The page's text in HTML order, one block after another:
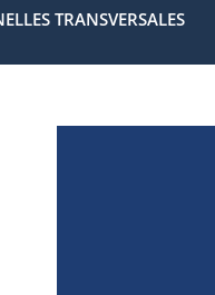
TRANSVERSALES